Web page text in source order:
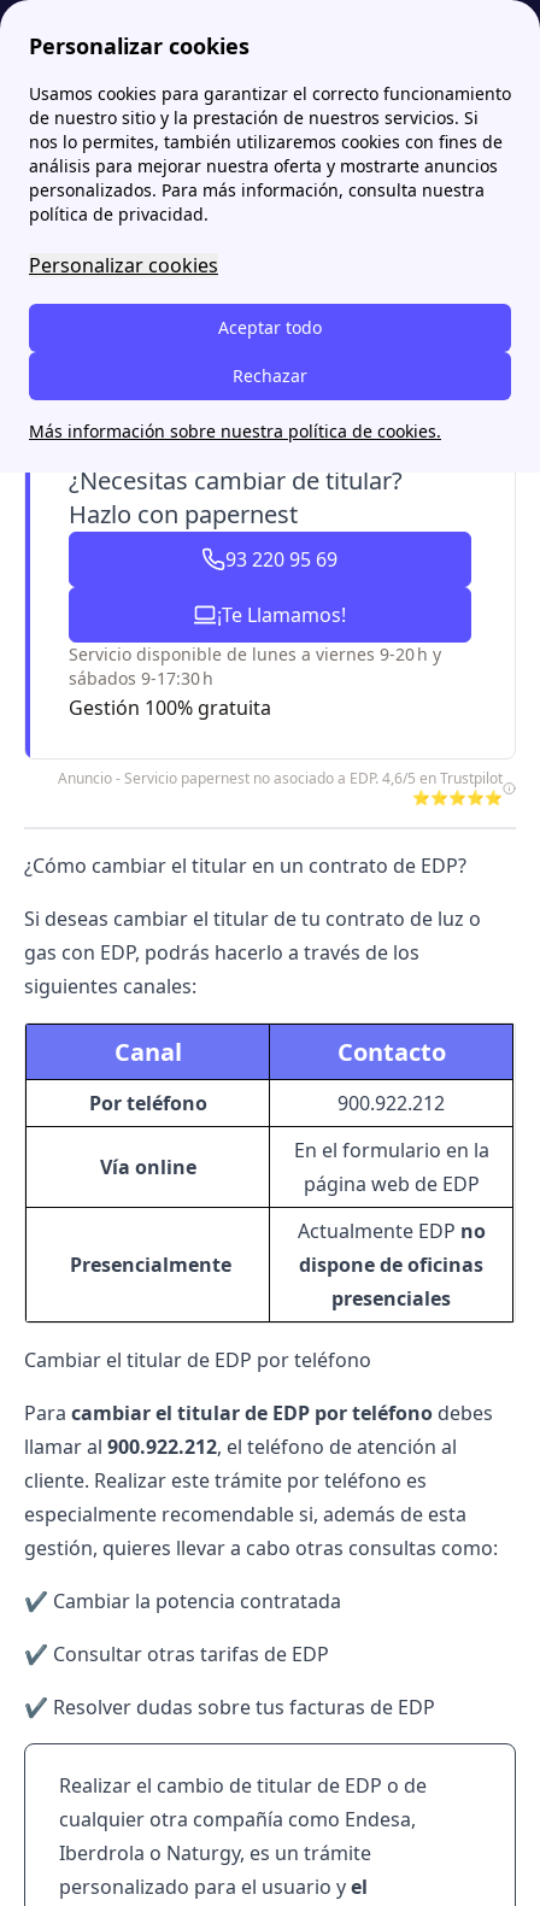
Personalizar cookies
Usamos cookies para garantizar el correcto funcionamiento
de nuestro sitio y la prestación de nuestros servicios. Si
nos lo permites, también utilizaremos cookies con fines de
análisis para mejorar nuestra oferta y mostrarte anuncios
personalizados. Para más información, consulta nuestra
política de privacidad.
Personalizar cookies
Aceptar todo
Rechazar
Más información sobre nuestra política de cookies.
Papernest.es MoreEDP ¿Cómo cambiar el titular de un contrato EDP? Teléfono y online
¿Cómo cambiar el titular
de un contrato EDP?
Teléfono y online
Si quieres cambiar la titularidad de tu contrato
de EDP, podrás hacerlo llamando al número de
teléfono 900.922.212, presencialmente o de
¿Necesitas cambiar de titular?
Hazlo con papernest
93 220 95 69
¡Te Llamamos!
Servicio disponible de lunes a viernes 9-20 h y
sábados 9-17:30 h
Gestión 100% gratuita
Anuncio - Servicio papernest no asociado a EDP. 4,6/5 en Trustpilot
⭐⭐⭐⭐⭐
¿Cómo cambiar el titular en un contrato de EDP?
Si deseas cambiar el titular de tu contrato de luz o
gas con EDP, podrás hacerlo a través de los
siguientes canales:
Canal Contacto
Por teléfono 900.922.212
Vía online
En el formulario en la
página web de EDP
Presencialmente
Actualmente EDP no
dispone de oficinas
presenciales
Cambiar el titular de EDP por teléfono
Para cambiar el titular de EDP por teléfono debes
llamar al 900.922.212, el teléfono de atención al
cliente. Realizar este trámite por teléfono es
especialmente recomendable si, además de esta
gestión, quieres llevar a cabo otras consultas como:
✔️ Cambiar la potencia contratada
✔️ Consultar otras tarifas de EDP
✔️ Resolver dudas sobre tus facturas de EDP
Realizar el cambio de titular de EDP o de
cualquier otra compañía como Endesa,
Iberdrola o Naturgy, es un trámite
personalizado para el usuario yel